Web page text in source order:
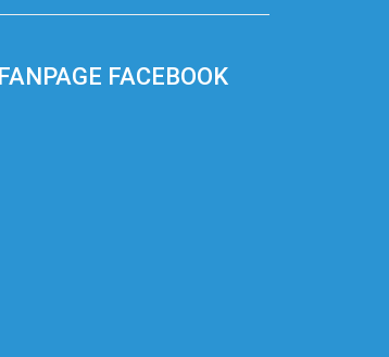
FANPAGE FACEBOOK